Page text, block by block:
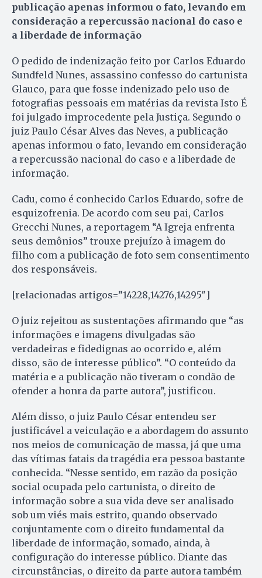
publicação apenas informou o fato, levando em
consideração a repercussão nacional do caso e
a liberdade de informação
O pedido de indenização feito por Carlos Eduardo
Sundfeld Nunes, assassino confesso do cartunista
Glauco, para que fosse indenizado pelo uso de
fotografias pessoais em matérias da revista Isto É
foi julgado improcedente pela Justiça. Segundo o
juiz Paulo César Alves das Neves, a publicação
apenas informou o fato, levando em consideração
a repercussão nacional do caso e a liberdade de
informação.
Cadu, como é conhecido Carlos Eduardo, sofre de
esquizofrenia. De acordo com seu pai, Carlos
Grecchi Nunes, a reportagem “A Igreja enfrenta
seus demônios” trouxe prejuízo à imagem do
filho com a publicação de foto sem consentimento
dos responsáveis.
[relacionadas artigos=”14228,14276,14295″]
O juiz rejeitou as sustentações afirmando que “as
informações e imagens divulgadas são
verdadeiras e fidedignas ao ocorrido e, além
disso, são de interesse público”. “O conteúdo da
matéria e a publicação não tiveram o condão de
ofender a honra da parte autora”, justificou.
Além disso, o juiz Paulo César entendeu ser
justificável a veiculação e a abordagem do assunto
nos meios de comunicação de massa, já que uma
das vítimas fatais da tragédia era pessoa bastante
conhecida. “Nesse sentido, em razão da posição
social ocupada pelo cartunista, o direito de
informação sobre a sua vida deve ser analisado
sob um viés mais estrito, quando observado
conjuntamente com o direito fundamental da
liberdade de informação, somado, ainda, à
configuração do interesse público. Diante das
circunstâncias, o direito da parte autora também